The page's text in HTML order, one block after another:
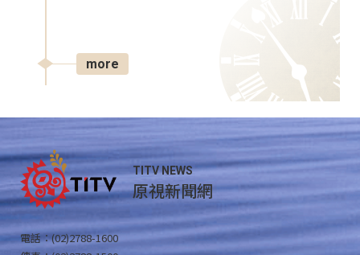
more
TITV NEWS
原視新聞網
電話：(02)2788-1600